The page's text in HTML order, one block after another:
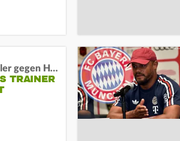
Vor dem Auftakt-Knaller gegen Hertha:
TRAINER